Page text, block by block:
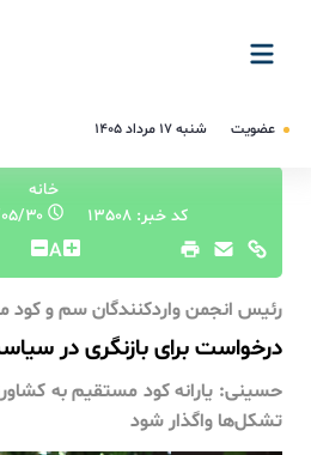
عضویت شنبه ۱۷ مرداد ۱۴۰۵
خانه
کد خبر: 13508
۱۴۰۴/۰۵/۳۰ ۰۹:۰۶:۴۸
A
رئیس انجمن واردکنندگان سم و کود
درخواست برای بازنگری در
حسینی: یارانه کود مستقیم به
تشکل‌ها واگذار شود